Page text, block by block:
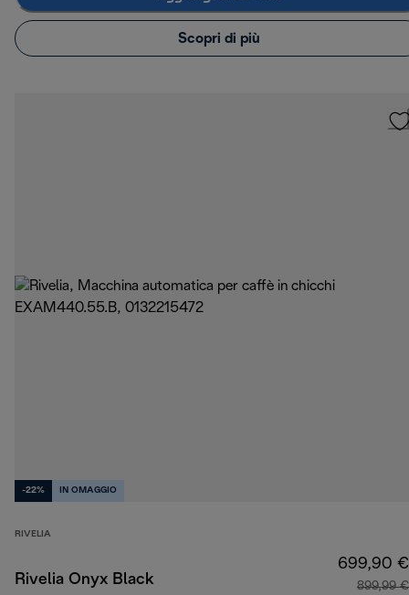
Scopri di più
-22% IN OMAGGIO
RIVELIA
Rivelia Onyx Black
699,90 €
899,99 €